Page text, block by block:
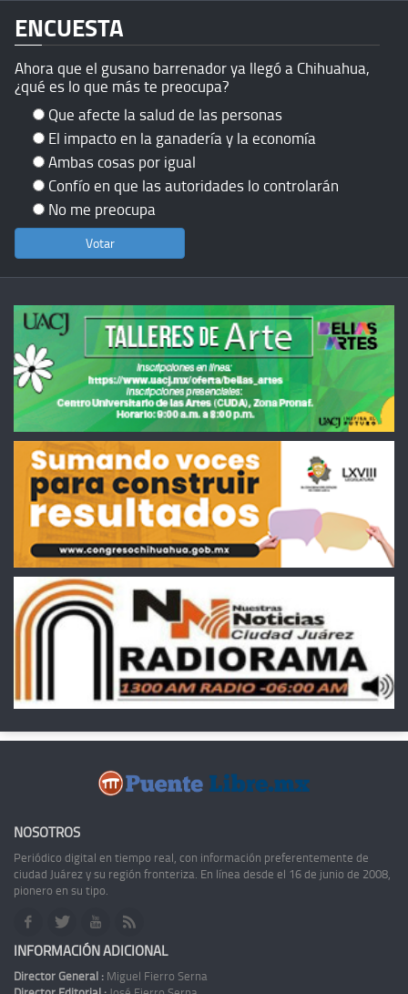
ENCUESTA
Ahora que el gusano barrenador ya llegó a Chihuahua,
¿qué es lo que más te preocupa?
Que afecte la salud de las personas
El impacto en la ganadería y la economía
Ambas cosas por igual
Confío en que las autoridades lo controlarán
No me preocupa
NOSOTROS
Periódico digital en tiempo real, con información preferentemente de
ciudad Juárez y su región fronteriza. En línea desde el 16 de junio de 2008,
pionero en su tipo.
INFORMACIÓN ADICIONAL
Director General : Miguel Fierro Serna